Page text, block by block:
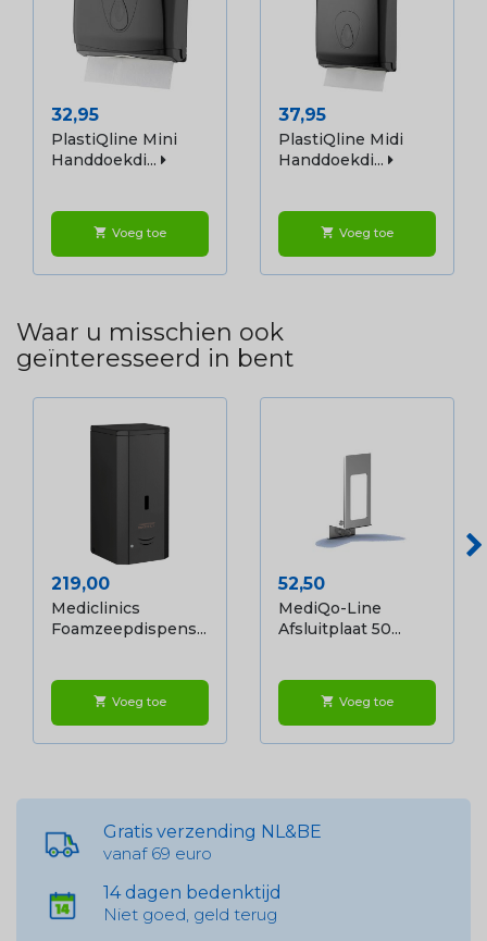
Prijs
32,95
PlastiQline Mini
Handdoekdi...
shopping_cart Voeg toe
Prijs
37,95
PlastiQline Midi
Handdoekdi...
shopping_cart Voeg toe
Waar u misschien ook
geïnteresseerd in bent
Prijs
219,00
Mediclinics
Foamzeepdispens...
shopping_cart Voeg toe
Prijs
52,50
MediQo-Line
Afsluitplaat 50...
shopping_cart Voeg toe
Gratis verzending NL&BE
vanaf 69 euro
14 dagen bedenktijd
Niet goed, geld terug